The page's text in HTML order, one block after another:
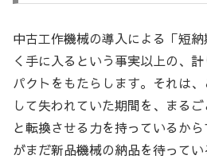
中古工作機械の導入による「短
く手に入るという事実以上の、
パクトをもたらします。それは
して失われていた期間を、まる
と転換させる力を持っているか
がまだ新品機械の納品を待って